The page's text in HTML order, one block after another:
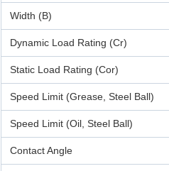
Width (B)
Dynamic Load Rating (Cr)
Static Load Rating (Cor)
Speed Limit (Grease, Steel Ball)
Speed Limit (Oil, Steel Ball)
Contact Angle